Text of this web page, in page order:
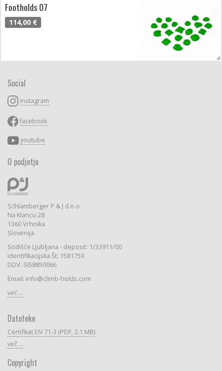
Footholds 07
114,00 €
Social
instagram
facebook
youtube
O podjetju
Schlamberger P & J d.o.o
Na Klancu 28
1360 Vrhnika
Slovenija
Sodišče Ljubljana - deposit: 1/33911/00
Identifikacijska Št: 1581759
DDV: SI58850066
Email: info@climb-holds.com
več ...
Datoteke
Certifikat EN 71-3 (PDF, 2.1 MB)
več ...
Copyright